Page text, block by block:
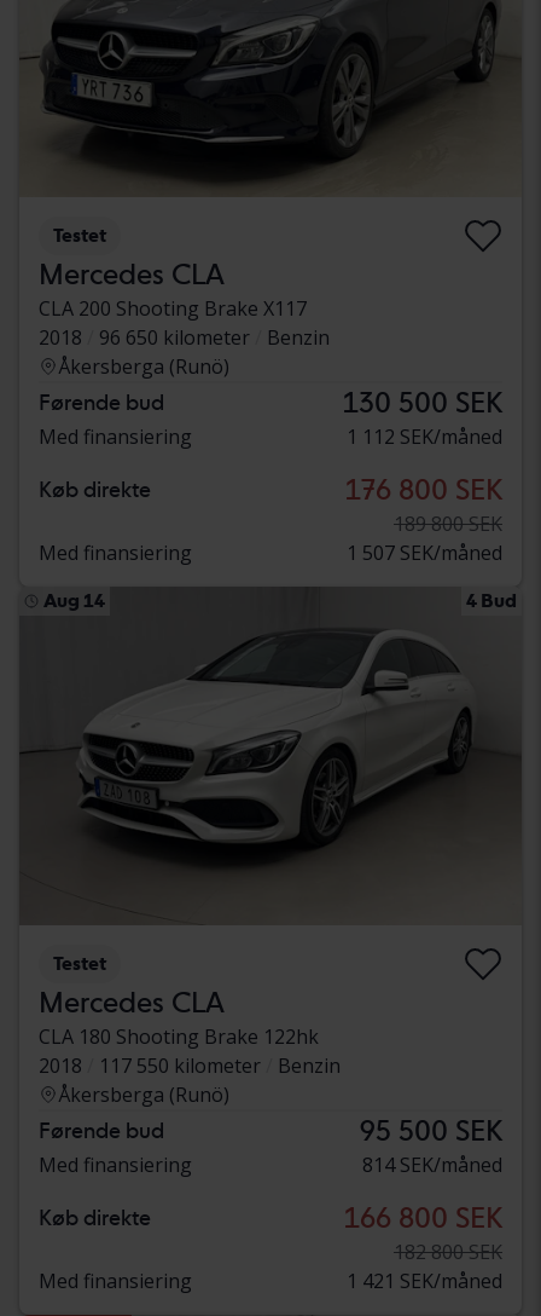
Testet
Mercedes CLA
CLA 200 Shooting Brake X117
2018
96 650 kilometer
Benzin
Åkersberga (Runö)
Førende bud 130 500 SEK
Med finansiering 1 112 SEK/måned
Køb direkte 176 800 SEK
189 800 SEK
Med finansiering
1 507 SEK/måned
Aug 14 4 Bud
Testet
Mercedes CLA
CLA 180 Shooting Brake 122hk
2018
117 550 kilometer
Benzin
Åkersberga (Runö)
Førende bud 95 500 SEK
Med finansiering 814 SEK/måned
Køb direkte 166 800 SEK
182 800 SEK
Med finansiering
1 421 SEK/måned